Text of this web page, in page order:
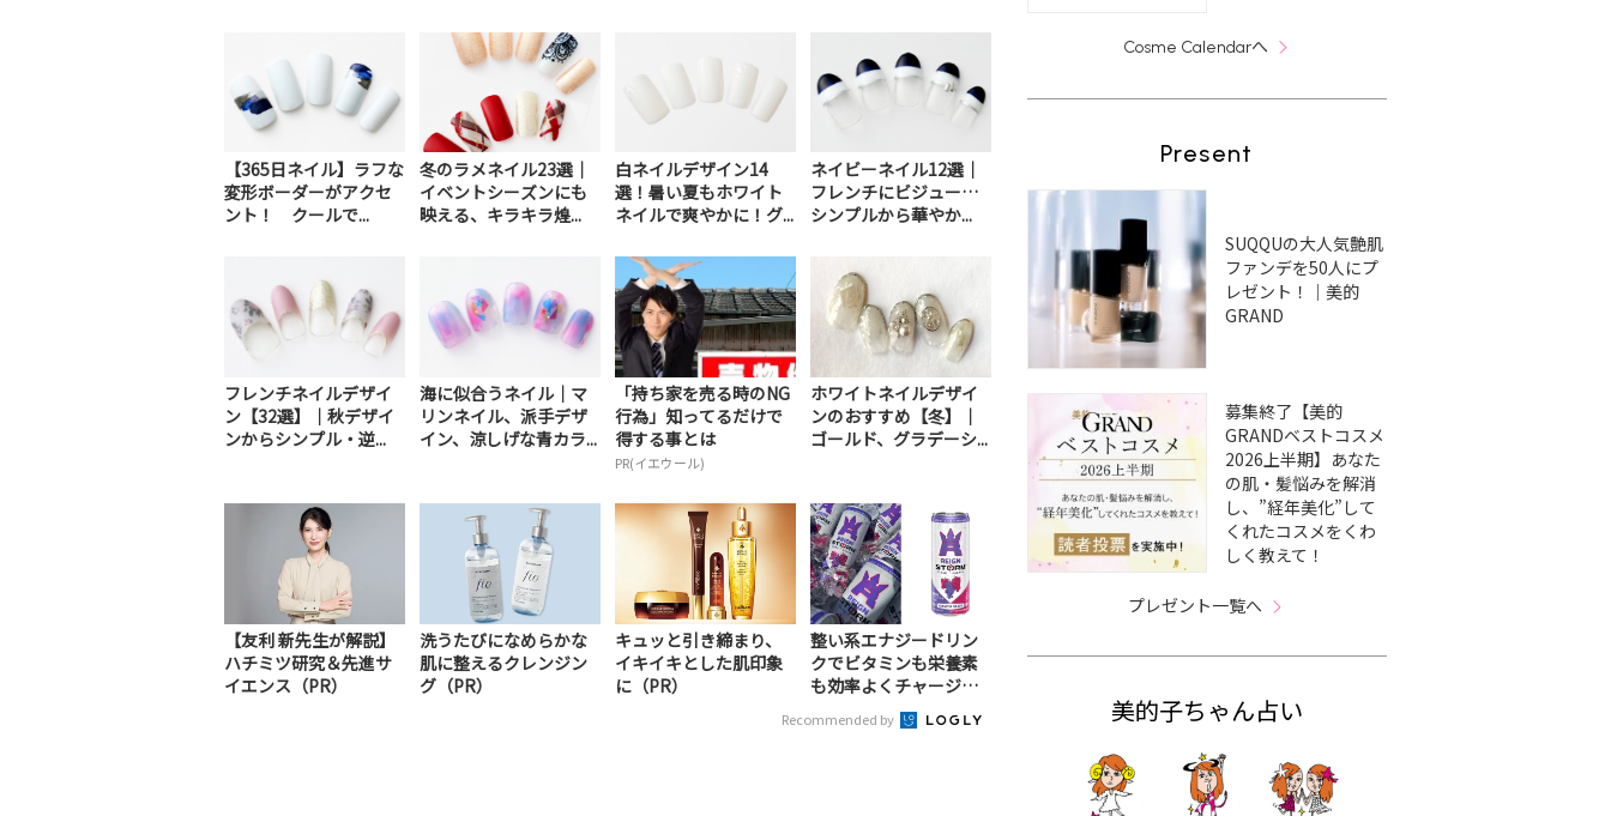
【365日ネイル】ラフな
変形ボーダーがアクセ
ント！ クールで...
冬のラメネイル23選｜
イベントシーズンにも
映える、キラキラ煌...
白ネイルデザイン14
選！暑い夏もホワイト
ネイルで爽やかに！グ...
ネイビーネイル12選｜
フレンチにビジュー…
シンプルから華やか...
フレンチネイルデザイ
ン【32選】｜秋デザイ
ンからシンプル・逆...
海に似合うネイル｜マ
リンネイル、派手デザ
イン、涼しげな青カラ...
「持ち家を売る時のNG
行為」知ってるだけで
得する事とは
PR(イエウール)
ホワイトネイルデザイ
ンのおすすめ【冬】｜
ゴールド、グラデーシ...
【友利 新先生が解説】
ハチミツ研究＆先進サ
イエンス（PR）
洗うたびになめらかな
肌に整えるクレンジン
グ（PR）
キュッと引き締まり、
イキイキとした肌印象
に（PR）
整い系エナジードリン
クでビタミンも栄養素
も効率よくチャージ！
Recommended by
Cosme Calendarへ
Present
SUQQUの大人気艶肌
ファンデを50人にプ
レゼント！｜美的
GRAND
募集終了【美的
GRANDベストコスメ
2026上半期】あなた
の肌・髪悩みを解消
し、”経年美化”して
くれたコスメをくわ
しく教えて！
プレゼント一覧へ
美的子ちゃん占い